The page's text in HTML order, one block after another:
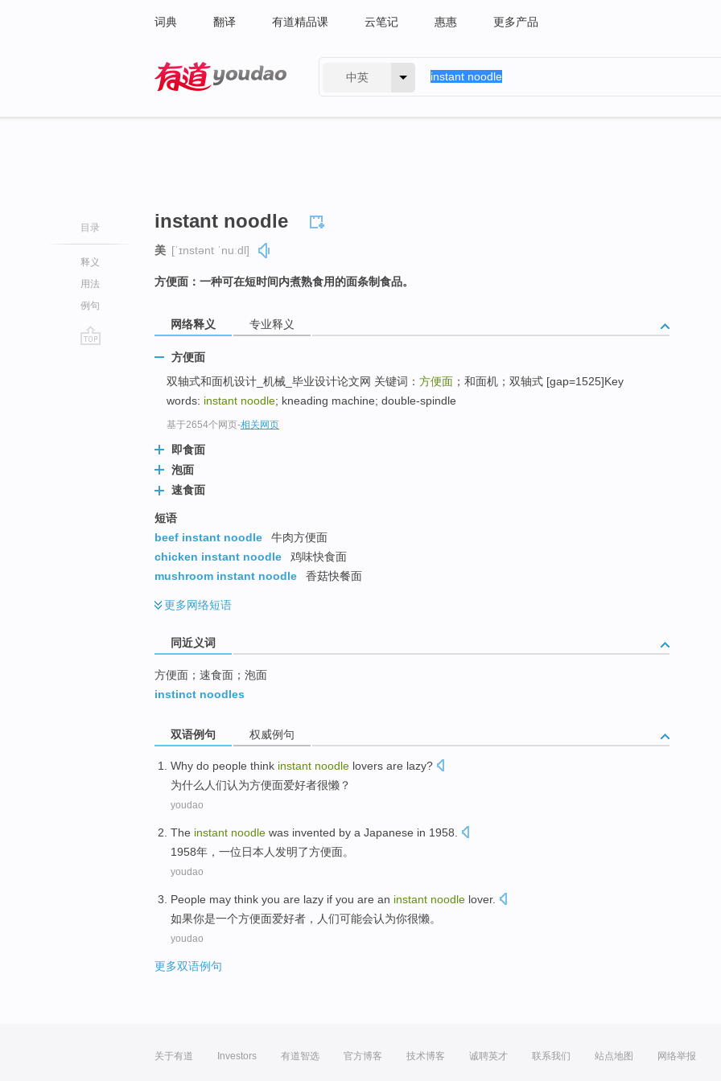
词典 翻译 有道精品课 云笔记 惠惠 更多产品
中英
目录
释义
用法
例句
instant noodle
美 [ˈɪnstənt ˈnuːdl]
方便面：一种可在短时间内煮熟食用的面条制食品。
网络释义 专业释义
方便面
双轴式和面机设计_机械_毕业设计论文网 关键词： 方便面 ；和面机；双轴式 [gap=1525]Key
words: instant noodle; kneading machine; double-spindle
基于2654个网页-相关网页
即食面
泡面
速食面
短语
beef instant noodle
牛肉方便面
chicken instant noodle
鸡味快食面
mushroom instant noodle
香菇快餐面
更多网络短语
同近义词
方便面；速食面；泡面
instinct noodles
双语例句 权威例句
Why do people think instant noodle lovers are lazy?
为什么人们认为方便面爱好者很懒？
youdao
The instant noodle was invented by a Japanese in 1958.
1958年， 一位日本人 发明了方便面。
youdao
People may think you are lazy if you are an instant noodle lover.
如果你是一个方便面爱好者， 人们可能会认为你很懒。
youdao
更多双语例句
关于有道 Investors 有道智选 官方博客 技术博客 诚聘英才 联系我们 站点地图 网络举报